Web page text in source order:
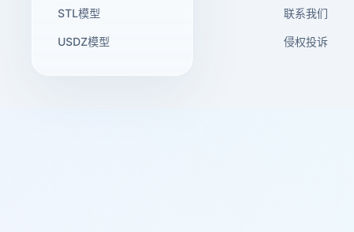
STL模型
USDZ模型
联系我们
侵权投诉